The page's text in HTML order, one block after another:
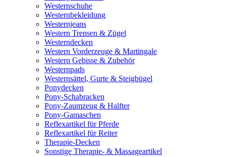
Westernschuhe
Westernbekleidung
Westernjeans
Western Trensen & Zügel
Westerndecken
Western Vorderzeuge & Martingale
Western Gebisse & Zubehör
Westernpads
Westernsättel, Gurte & Steigbügel
Ponydecken
Pony-Schabracken
Pony-Zaumzeug & Halfter
Pony-Gamaschen
Reflexartikel für Pferde
Reflexartikel für Reiter
Therapie-Decken
Sonstige Therapie- & Massageartikel